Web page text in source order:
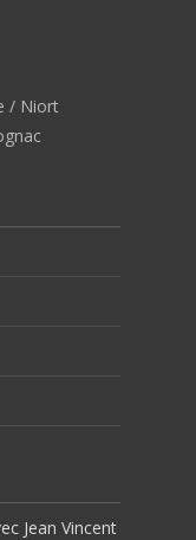
/ Niort
Jean Vincent